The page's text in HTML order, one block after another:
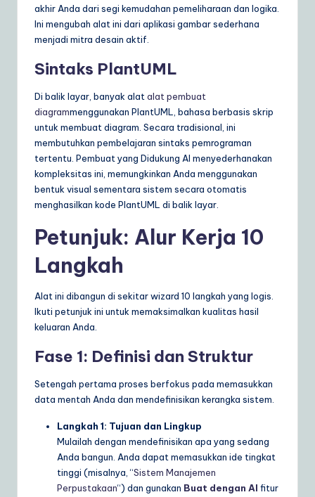
akhir Anda dari segi kemudahan pemeliharaan dan logika.
Ini mengubah alat ini dari aplikasi gambar sederhana
menjadi mitra desain aktif.
Sintaks PlantUML
Di balik layar, banyak alatalat pembuat
diagrammenggunakan PlantUML, bahasa berbasis skrip
untuk membuat diagram. Secara tradisional, ini
membutuhkan pembelajaran sintaks pemrograman
tertentu. Pembuat yang Didukung AI menyederhanakan
kompleksitas ini, memungkinkan Anda menggunakan
bentuk visual sementara sistem secara otomatis
menghasilkan kode PlantUML di balik layar.
Petunjuk: Alur Kerja 10
Langkah
Alat ini dibangun di sekitar wizard 10 langkah yang logis.
Ikuti petunjuk ini untuk memaksimalkan kualitas hasil
keluaran Anda.
Fase 1: Definisi dan Struktur
Setengah pertama proses berfokus pada memasukkan
data mentah Anda dan mendefinisikan kerangka sistem.
Langkah 1: Tujuan dan Lingkup
Mulailah dengan mendefinisikan apa yang sedang
Anda bangun. Anda dapat memasukkan ide tingkat
tinggi (misalnya, “Sistem Manajemen
Perpustakaan“) dan gunakan Buat dengan AI fitur